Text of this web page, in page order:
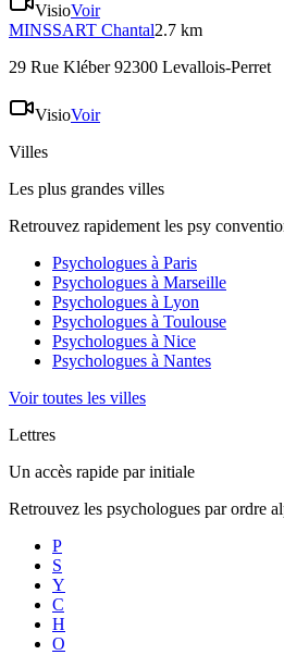
VisioVoir
MINSSART Chantal2.7 km
29 Rue Kléber 92300 Levallois-Perret
VisioVoir
Villes
Les plus grandes villes
Retrouvez rapidement les psy
Psychologues à Paris
Psychologues à Marseille
Psychologues à Lyon
Psychologues à Toulouse
Psychologues à Nice
Psychologues à Nantes
Voir toutes les villes
Lettres
Un accès rapide par initiale
Retrouvez les psychologues par ordre
P
S
Y
C
H
O